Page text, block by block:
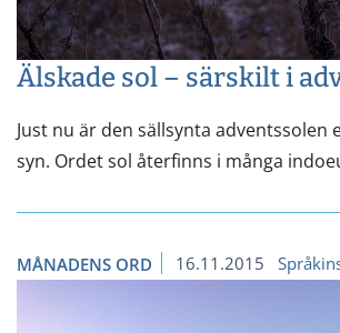
Älskade sol – särskilt i
Just nu är den sällsynta adventssolen
syn. Ordet sol återfinns i många
MÅNADENS ORD 16.11.2015